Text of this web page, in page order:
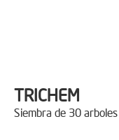
TRICHEM
Siembra de 30